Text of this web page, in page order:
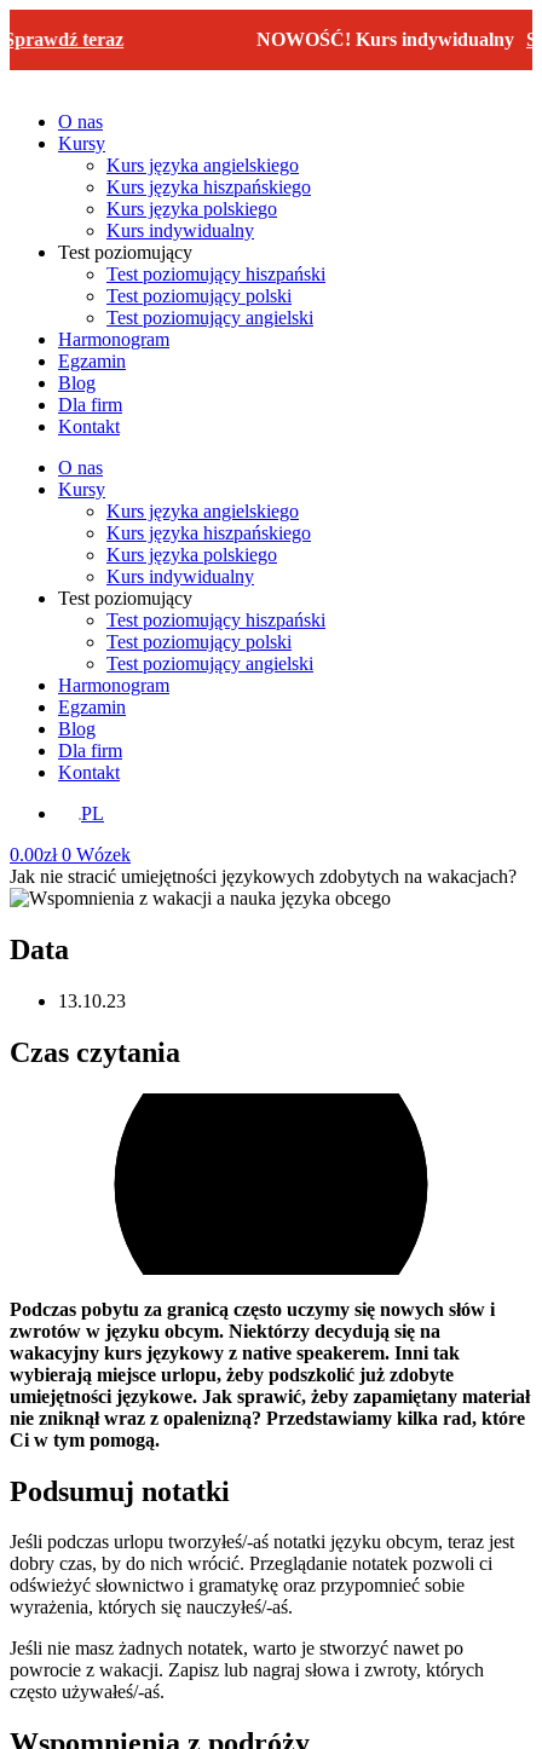
do
teraz NOWOŚĆ! Kurs indywidualny
O nas
Kursy
Kurs języka angielskiego
Kurs języka hiszpańskiego
Kurs języka polskiego
Kurs indywidualny
Test poziomujący
Test poziomujący hiszpański
Test poziomujący polski
Test poziomujący angielski
Harmonogram
Egzamin
Blog
Dla firm
Kontakt
O nas
Kursy
Kurs języka angielskiego
Kurs języka hiszpańskiego
Kurs języka polskiego
Kurs indywidualny
Test poziomujący
Test poziomujący hiszpański
Test poziomujący polski
Test poziomujący angielski
Harmonogram
Egzamin
Blog
Dla firm
Kontakt
PL
0.00zł 0 Wózek
Jak nie stracić umiejętności językowych zdobytych na wakacjach?
Data
13.10.23
Czas czytania
Podczas pobytu za granicą często uczymy się nowych słów i
zwrotów w języku obcym. Niektórzy decydują się na
wakacyjny kurs językowy z native speakerem. Inni tak
wybierają miejsce urlopu, żeby podszkolić już zdobyte
umiejętności językowe. Jak sprawić, żeby zapamiętany materiał
nie zniknął wraz z opalenizną? Przedstawiamy kilka rad, które
Ci w tym pomogą.
Podsumuj notatki
Jeśli podczas urlopu tworzyłeś/-aś notatki języku obcym, teraz jest
dobry czas, by do nich wrócić. Przeglądanie notatek pozwoli ci
odświeżyć słownictwo i gramatykę oraz przypomnieć sobie
wyrażenia, których się nauczyłeś/-aś.
Jeśli nie masz żadnych notatek, warto je stworzyć nawet po
powrocie z wakacji. Zapisz lub nagraj słowa i zwroty, których
często używałeś/-aś.